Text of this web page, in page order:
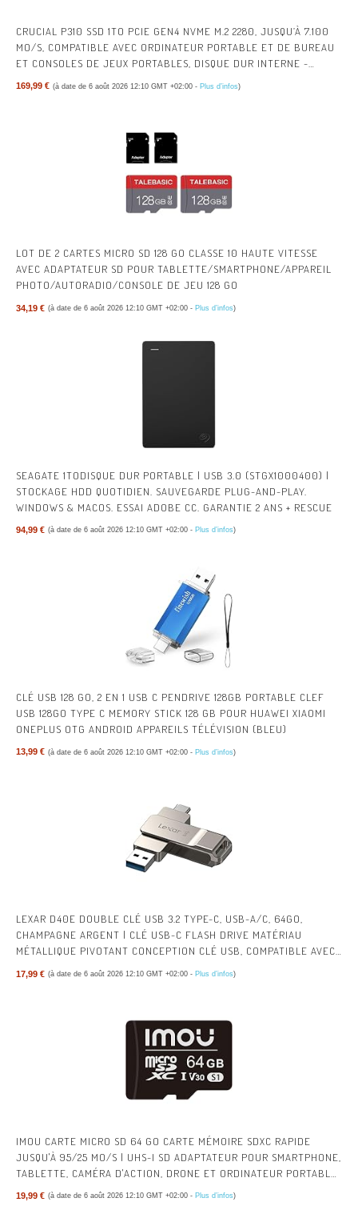
CRUCIAL P310 SSD 1TO PCIE GEN4 NVME M.2 2280, JUSQU’À 7.100
MO/S, COMPATIBLE AVEC ORDINATEUR PORTABLE ET DE BUREAU
ET CONSOLES DE JEUX PORTABLES, DISQUE DUR INTERNE -
169,99 € (à date de 6 août 2026 12:10 GMT +02:00 - Plus d’infos)
LOT DE 2 CARTES MICRO SD 128 GO CLASSE 10 HAUTE VITESSE
AVEC ADAPTATEUR SD POUR TABLETTE/SMARTPHONE/APPAREIL
PHOTO/AUTORADIO/CONSOLE DE JEU 128 GO
34,19 € (à date de 6 août 2026 12:10 GMT +02:00 - Plus d’infos)
SEAGATE 1TODISQUE DUR PORTABLE | USB 3.0 (STGX1000400) |
STOCKAGE HDD QUOTIDIEN. SAUVEGARDE PLUG-AND-PLAY.
WINDOWS & MACOS. ESSAI ADOBE CC. GARANTIE 2 ANS + RESCUE
94,99 € (à date de 6 août 2026 12:10 GMT +02:00 - Plus d’infos)
CLÉ USB 128 GO, 2 EN 1 USB C PENDRIVE 128GB PORTABLE CLEF
USB 128GO TYPE C MEMORY STICK 128 GB POUR HUAWEI XIAOMI
ONEPLUS OTG ANDROID APPAREILS TÉLÉVISION (BLEU)
13,99 € (à date de 6 août 2026 12:10 GMT +02:00 - Plus d’infos)
LEXAR D40E DOUBLE CLÉ USB 3.2 TYPE-C, USB-A/C, 64GO,
CHAMPAGNE ARGENT | CLÉ USB-C FLASH DRIVE MATÉRIAU
MÉTALLIQUE PIVOTANT CONCEPTION CLÉ USB, COMPATIBLE AVEC
L'IPHONE 17
17,99 € (à date de 6 août 2026 12:10 GMT +02:00 - Plus d’infos)
IMOU CARTE MICRO SD 64 GO CARTE MÉMOIRE SDXC RAPIDE
JUSQU'À 95/25 MO/S | UHS-I SD ADAPTATEUR POUR SMARTPHONE,
TABLETTE, CAMÉRA D'ACTION, DRONE ET ORDINATEUR PORTABLE,
CAMÉRA DE SURVEILLANCE
19,99 € (à date de 6 août 2026 12:10 GMT +02:00 - Plus d’infos)